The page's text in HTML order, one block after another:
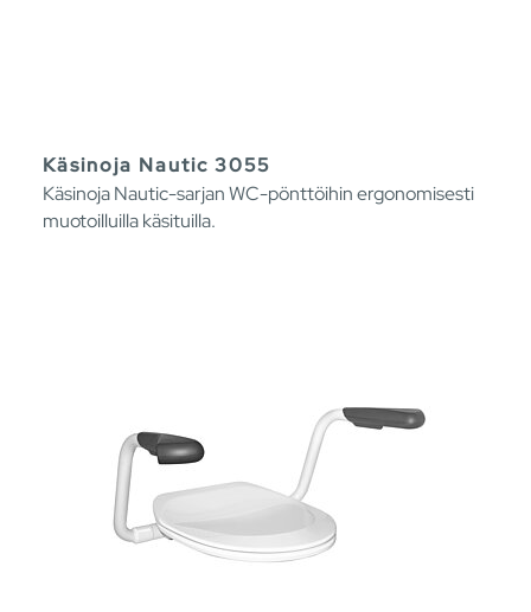
Käsinoja Nautic 3055
Käsinoja Nautic-sarjan WC-pönttöihin ergonomisesti
muotoilluilla käsituilla.